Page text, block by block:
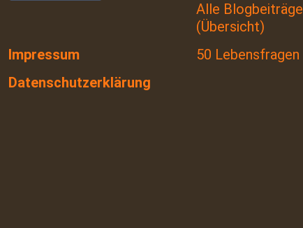
Impressum
Datenschutzerklärung
Alle Blogbeiträge
(Übersicht)
50 Lebensfragen